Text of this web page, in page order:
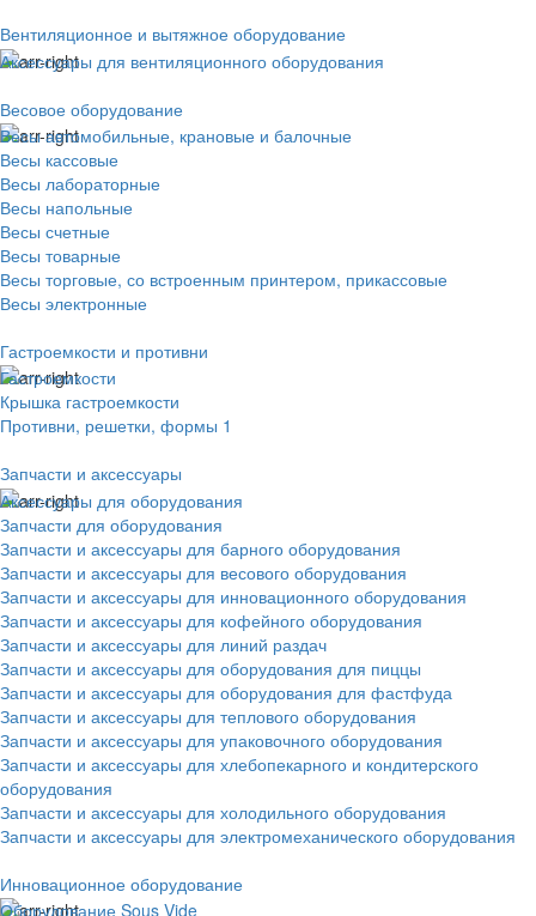
Вентиляционное и вытяжное оборудование
Аксессуары для вентиляционного оборудования
Весовое оборудование
Весы автомобильные, крановые и балочные
Весы кассовые
Весы лабораторные
Весы напольные
Весы счетные
Весы товарные
Весы торговые, со встроенным принтером, прикассовые
Весы электронные
Гастроемкости и противни
Гастроемкости
Крышка гастроемкости
Противни, решетки, формы 1
Запчасти и аксессуары
Аксессуары для оборудования
Запчасти для оборудования
Запчасти и аксессуары для барного оборудования
Запчасти и аксессуары для весового оборудования
Запчасти и аксессуары для инновационного оборудования
Запчасти и аксессуары для кофейного оборудования
Запчасти и аксессуары для линий раздач
Запчасти и аксессуары для оборудования для пиццы
Запчасти и аксессуары для оборудования для фастфуда
Запчасти и аксессуары для теплового оборудования
Запчасти и аксессуары для упаковочного оборудования
Запчасти и аксессуары для хлебопекарного и кондитерского
оборудования
Запчасти и аксессуары для холодильного оборудования
Запчасти и аксессуары для электромеханического оборудования
Инновационное оборудование
Оборудование Sous Vide